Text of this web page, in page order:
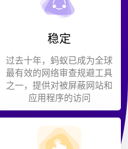
稳定
过去十年，蚂蚁已成为全球
最有效的网络审查规避工具
之一，提供对被屏蔽网站和
应用程序的访问